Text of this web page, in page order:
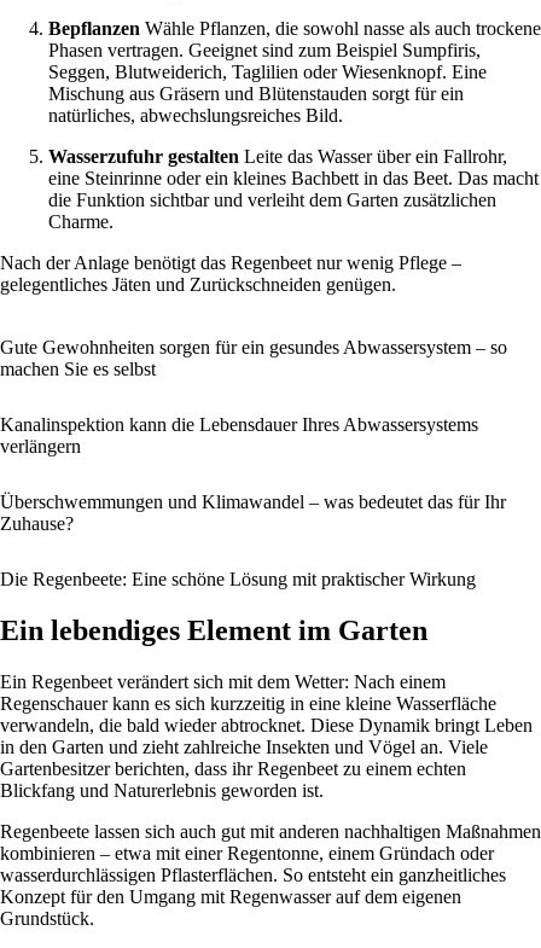
Bepflanzen Wähle Pflanzen, die sowohl nasse als auch trockene
Phasen vertragen. Geeignet sind zum Beispiel Sumpfiris,
Seggen, Blutweiderich, Taglilien oder Wiesenknopf. Eine
Mischung aus Gräsern und Blütenstauden sorgt für ein
natürliches, abwechslungsreiches Bild.
Wasserzufuhr gestalten Leite das Wasser über ein Fallrohr,
eine Steinrinne oder ein kleines Bachbett in das Beet. Das macht
die Funktion sichtbar und verleiht dem Garten zusätzlichen
Charme.
Nach der Anlage benötigt das Regenbeet nur wenig Pflege –
gelegentliches Jäten und Zurückschneiden genügen.
Gute Gewohnheiten sorgen für ein gesundes Abwassersystem – so
machen Sie es selbst
Kanalinspektion kann die Lebensdauer Ihres Abwassersystems
verlängern
Überschwemmungen und Klimawandel – was bedeutet das für Ihr
Zuhause?
Die Regenbeete: Eine schöne Lösung mit praktischer Wirkung
Ein lebendiges Element im Garten
Ein Regenbeet verändert sich mit dem Wetter: Nach einem
Regenschauer kann es sich kurzzeitig in eine kleine Wasserfläche
verwandeln, die bald wieder abtrocknet. Diese Dynamik bringt Leben
in den Garten und zieht zahlreiche Insekten und Vögel an. Viele
Gartenbesitzer berichten, dass ihr Regenbeet zu einem echten
Blickfang und Naturerlebnis geworden ist.
Regenbeete lassen sich auch gut mit anderen nachhaltigen Maßnahmen
kombinieren – etwa mit einer Regentonne, einem Gründach oder
wasserdurchlässigen Pflasterflächen. So entsteht ein ganzheitliches
Konzept für den Umgang mit Regenwasser auf dem eigenen
Grundstück.